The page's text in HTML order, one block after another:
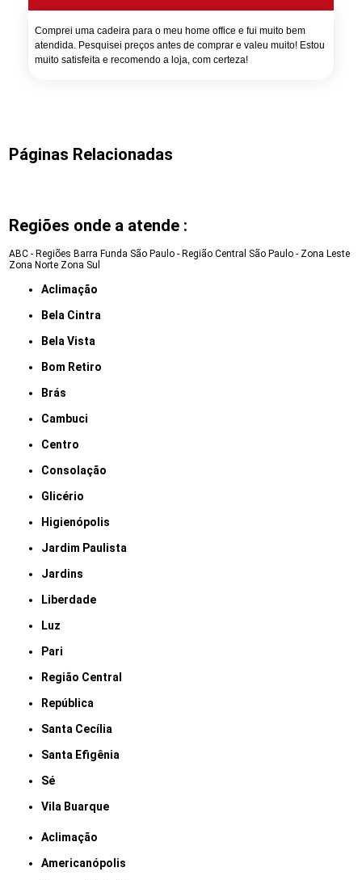
Comprei uma cadeira para o meu home office e fui muito bem
atendida. Pesquisei preços antes de comprar e valeu muito! Estou
muito satisfeita e recomendo a loja, com certeza!
Páginas Relacionadas
Regiões onde a atende :
ABC - Regiões Barra Funda São Paulo - Região Central São Paulo - Zona Leste
Zona Norte Zona Sul
Aclimação
Bela Cintra
Bela Vista
Bom Retiro
Brás
Cambuci
Centro
Consolação
Glicério
Higienópolis
Jardim Paulista
Jardins
Liberdade
Luz
Pari
Região Central
República
Santa Cecília
Santa Efigênia
Sé
Vila Buarque
Aclimação
Americanópolis